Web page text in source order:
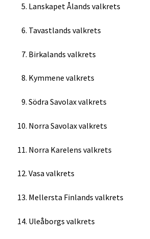
Lanskapet Ålands valkrets
Tavastlands valkrets
Birkalands valkrets
Kymmene valkrets
Södra Savolax valkrets
Norra Savolax valkrets
Norra Karelens valkrets
Vasa valkrets
Mellersta Finlands valkrets
Uleåborgs valkrets